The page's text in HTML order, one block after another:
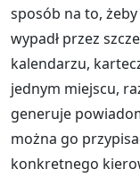
sposób na to,
wypadł przez
kalendarzu,
jednym miejscu,
generuje
można go
konkretnego